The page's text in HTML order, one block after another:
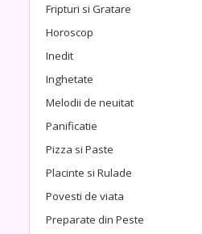
Fripturi si Gratare
Horoscop
Inedit
Inghetate
Melodii de neuitat
Panificatie
Pizza si Paste
Placinte si Rulade
Povesti de viata
Preparate din Peste